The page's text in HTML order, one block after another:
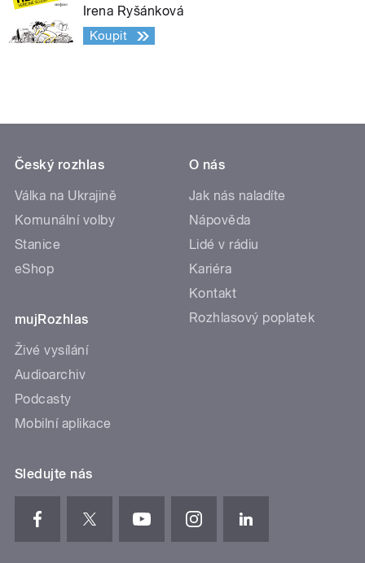
Irena Ryšánková
Koupit
Český rozhlas
Válka na Ukrajině
Komunální volby
Stanice
eShop
mujRozhlas
Živé vysílání
Audioarchiv
Podcasty
Mobilní aplikace
O nás
Jak nás naladíte
Nápověda
Lidé v rádiu
Kariéra
Kontakt
Rozhlasový poplatek
Sledujte nás